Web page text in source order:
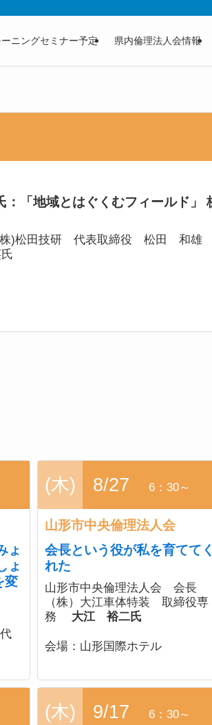
ーニングセミナー予定 県内倫理法人会情報
「地域とはぐくむフィールド」
)松田技研 代表取締役 松田 和雄
氏
ょ
ょ
変
(木) 8/27 6：30～
山形市中央倫理法人会
会長という役が私を育てて
れた
山形市中央倫理法人会 会長
（株）大江車体特装 取締役専
務
大江 裕二氏
会場： 山形国際ホテル
(木) 9/17 6：30～